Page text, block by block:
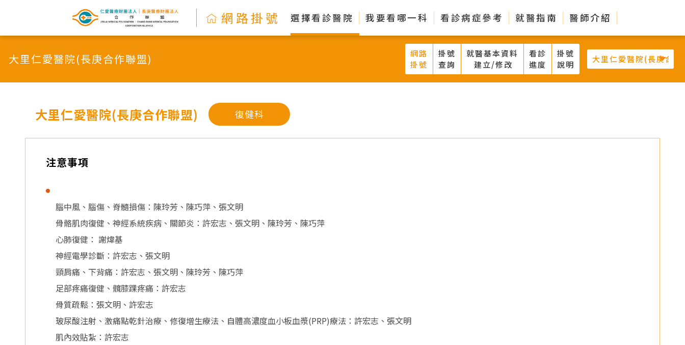
網
路
掛
號
系
統
-
愛
醫
院
網路掛號 選擇看診醫院 我要看哪一科 看診病症參考 就醫指南 醫師介紹
大里仁愛醫院(長庚合作聯盟)
網路
掛號
掛號
查詢
就醫基本資料
建立/修改
看診
進度
掛號
說明
大里仁愛醫院(長庚合作聯盟) 復健科
注意事項
腦中風、腦傷、脊髓損傷：陳玲芳、陳巧萍、張文明
骨骼肌肉復健、神經系統疾病、關節炎：許宏志、張文明、陳玲芳、陳巧萍
心肺復健： 謝煒基
神經電學診斷：許宏志、張文明
頸肩痛、下背痛：許宏志、張文明、陳玲芳、陳巧萍
足部疼痛復健、髖膝踝疼痛：許宏志
骨質疏鬆：張文明、許宏志
玻尿酸注射、激痛點乾針治療、修復增生療法、自體高濃度血小板血漿(PRP)療法：許宏志、張文明
肌內效貼紮：許宏志